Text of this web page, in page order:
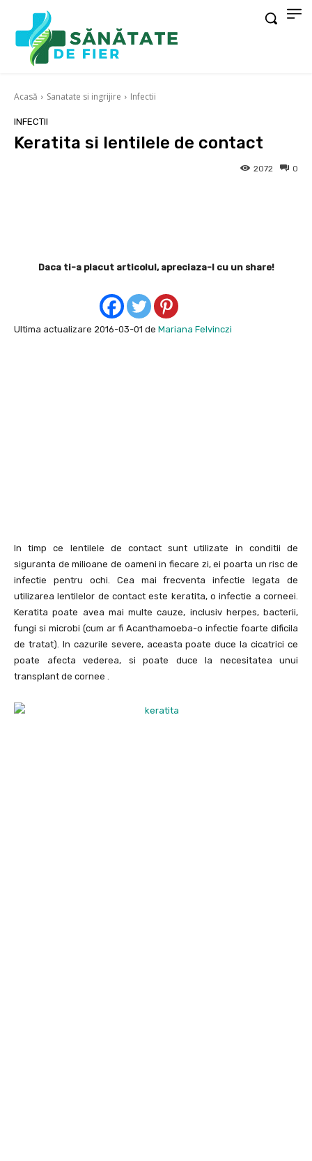
Acasă Sanatate si ingrijire Infectii
INFECTII
Keratita si lentilele de contact
0
2072
Daca ti-a placut articolul, apreciaza-l cu un share!
Ultima actualizare 2016-03-01 de Mariana Felvinczi
In timp ce lentilele de contact sunt utilizate in conditii de
siguranta de milioane de oameni in fiecare zi, ei poarta un risc de
infectie pentru ochi. Cea mai frecventa infectie legata de
utilizarea lentilelor de contact este keratita, o infectie a corneei.
Keratita poate avea mai multe cauze, inclusiv herpes, bacterii,
fungi si microbi (cum ar fi Acanthamoeba-o infectie foarte dificila
de tratat). In cazurile severe, aceasta poate duce la cicatrici ce
poate afecta vederea, si poate duce la necesitatea unui
transplant de cornee .